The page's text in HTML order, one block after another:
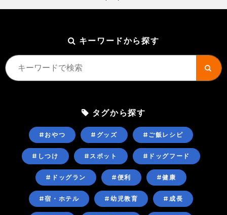
キーワードから探す
タグから探す
#おやつ #グッズ #ご飯レシピ
#しつけ #スポット #ドッグフード
#ドッグラン #便利 #健康
#宿・ホテル #幼児教育 #成長